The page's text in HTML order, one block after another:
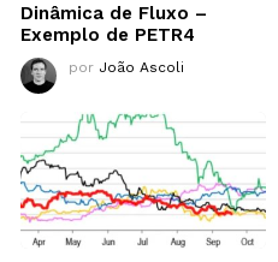
Dinâmica de Fluxo –
Exemplo de PETR4
por João Ascoli